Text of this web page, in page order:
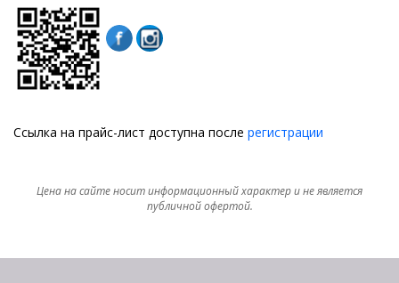
Ссылка на прайс-лист доступна после регистрации
Цена на сайте носит информационный характер и не является
публичной офертой.